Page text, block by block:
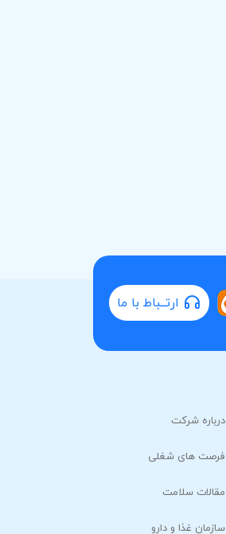
ارتــباط با ما
درباره شرکت
فرصت های شغلی
مقالات سلامت
سازمان غذا و دارو